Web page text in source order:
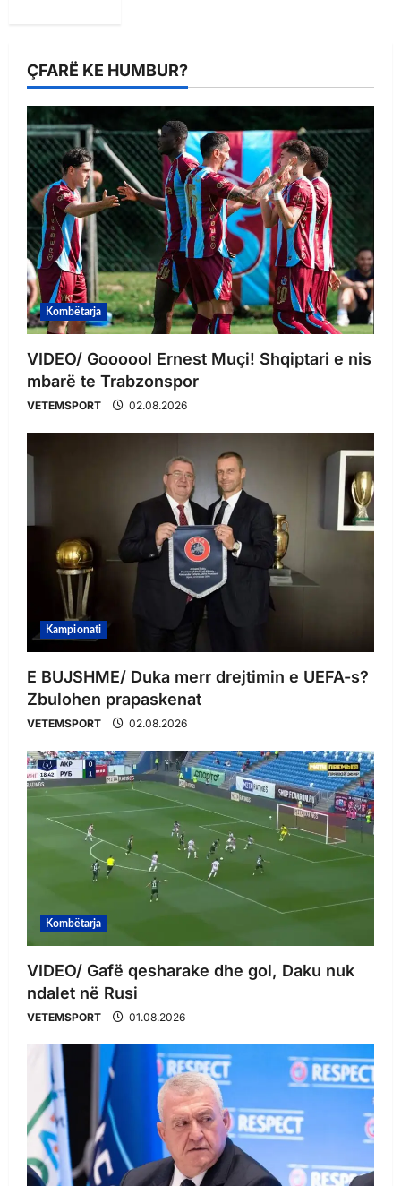
ÇFARË KE HUMBUR?
Kombëtarja
VIDEO/ Goooool Ernest Muçi! Shqiptari e nis
mbarë te Trabzonspor
VETEMSPORT 02.08.2026
Kampionati
E BUJSHME/ Duka merr drejtimin e UEFA-s?
Zbulohen prapaskenat
VETEMSPORT 02.08.2026
Kombëtarja
VIDEO/ Gafë qesharake dhe gol, Daku nuk
ndalet në Rusi
VETEMSPORT 01.08.2026